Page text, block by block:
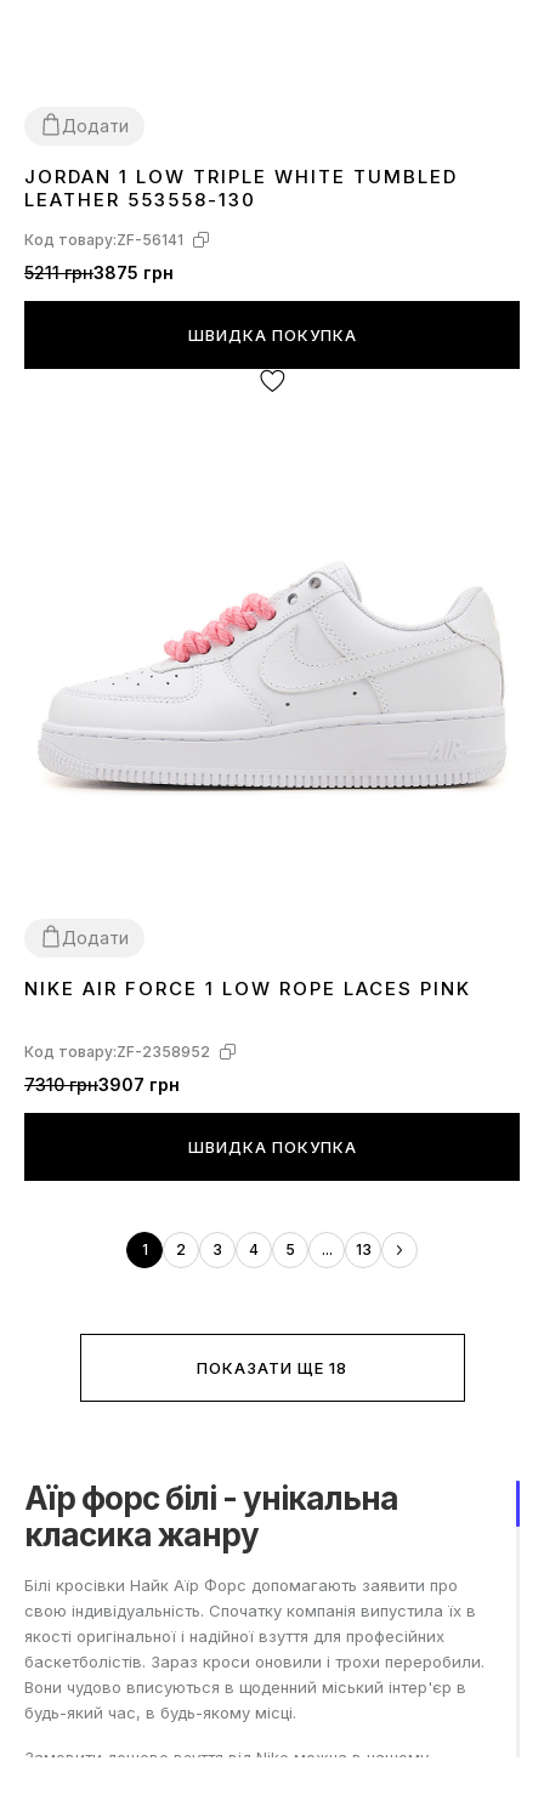
Додати
37384041
JORDAN 1 LOW TRIPLE WHITE TUMBLED
LEATHER 553558-130
Код товару:ZF-56141
5211 грн3875 грн
ШВИДКА ПОКУПКА
Додати
3637 38 39 404345
NIKE AIR FORCE 1 LOW ROPE LACES PINK
Код товару:ZF-2358952
7310 грн3907 грн
ШВИДКА ПОКУПКА
1 2 3 4 5 ... 13
ПОКАЗАТИ ЩЕ 18
Аїр форс білі - унікальна
класика жанру
Білі кросівки Найк Аїр Форс допомагають заявити про
свою індивідуальність. Спочатку компанія випустила їх в
якості оригінальної і надійної взуття для професійних
баскетболістів. Зараз кроси оновили і трохи переробили.
Вони чудово вписуються в щоденний міський інтер'єр в
будь-який час, в будь-якому місці.
Замовити дешево взуття від Nike можна в нашому